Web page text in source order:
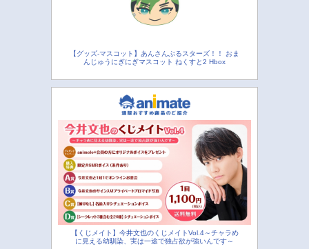
【グッズ-マスコット】あんさんぶるスターズ！！ おま
んじゅうにぎにぎマスコット ねくすと2 Hbox
【くじメイト】今井文也のくじメイトVol.4～チャラめ
に見える幼馴染、実は一途で独占欲が強いんです～